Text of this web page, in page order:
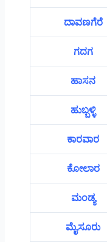
ದಾವಣಗೆರೆ
ಗದಗ
ಹಾಸನ
ಹುಬ್ಬಳ್ಳಿ
ಕಾರವಾರ
ಕೋಲಾರ
ಮಂಡ್ಯ
ಮೈಸೂರು